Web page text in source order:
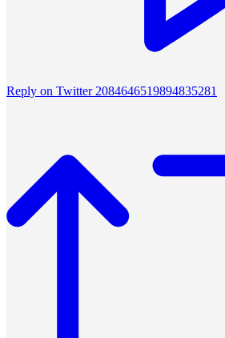
Reply on Twitter 2084646519894835281